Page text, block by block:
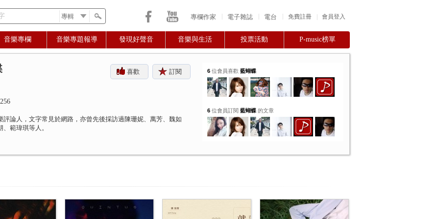
會員登入
免費註冊
專欄作家 電子雜誌 電台
音樂專欄 音樂專題報導 發現好聲音 音樂與生活 投票活動 P-music榜單
喜歡 訂閱
評論人，文字常見於網路，亦曾先後採訪過陳珊妮、萬芳、魏如
、範瑋琪等人。
6位會員喜歡 藍蝴蝶
6位會員訂閱 藍蝴蝶的文章